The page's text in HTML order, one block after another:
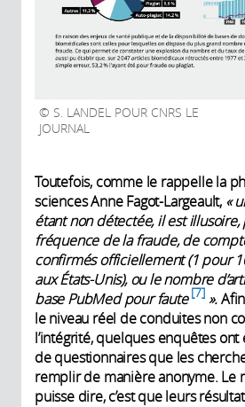
S. LANDEL POUR CNRS LE
JOURNAL
Toutefois, comme le rappelle la
sciences Anne Fagot-Largeault, «
étant non ­détectée, il est illusoire,
fréquence de la fraude, de
confirmés officiellement (1 pour
aux États-Unis), ou le nombre
base PubMed pour faute 7 ».
le niveau réel de conduites non
l’intégrité, quelques enquêtes
de questionnaires que les
remplir de manière anonyme. Le
puisse dire, c’est que leurs